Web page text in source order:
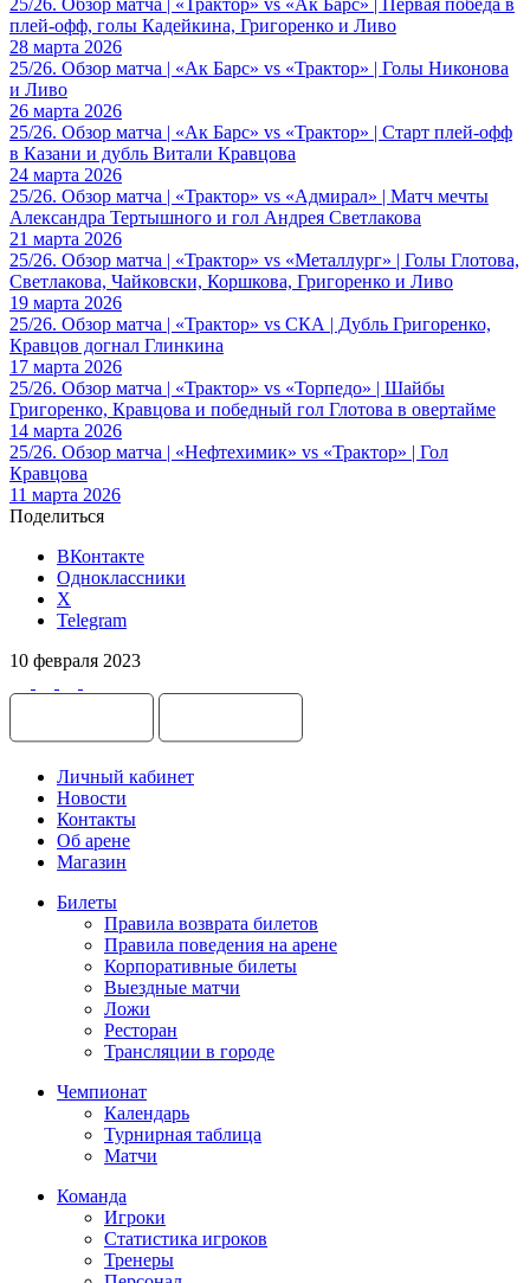
плей-офф, голы Кадейкина, Григоренко и Ливо
28 марта 2026
25/26. Обзор матча | «Ак Барс» vs «Трактор» | Голы Никонова
и Ливо
26 марта 2026
25/26. Обзор матча | «Ак Барс» vs «Трактор» | Старт плей-офф
в Казани и дубль Витали Кравцова
24 марта 2026
25/26. Обзор матча | «Трактор» vs «Адмирал» | Матч мечты
Александра Тертышного и гол Андрея Светлакова
21 марта 2026
25/26. Обзор матча | «Трактор» vs «Металлург» | Голы Глотова,
Светлакова, Чайковски, Коршкова, Григоренко и Ливо
19 марта 2026
25/26. Обзор матча | «Трактор» vs СКА | Дубль Григоренко,
Кравцов догнал Глинкина
17 марта 2026
25/26. Обзор матча | «Трактор» vs «Торпедо» | Шайбы
Григоренко, Кравцова и победный гол Глотова в овертайме
14 марта 2026
25/26. Обзор матча | «Нефтехимик» vs «Трактор» | Гол
Кравцова
11 марта 2026
Поделиться
ВКонтакте
Одноклассники
X
Telegram
10 февраля 2023
Личный кабинет
Новости
Контакты
Об арене
Магазин
Билеты
Правила возврата билетов
Правила поведения на арене
Корпоративные билеты
Выездные матчи
Ложи
Ресторан
Трансляции в городе
Чемпионат
Календарь
Турнирная таблица
Матчи
Команда
Игроки
Статистика игроков
Тренеры